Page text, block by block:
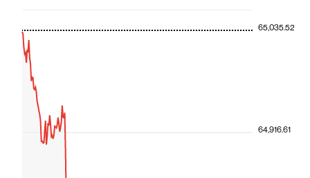
64,916.61
65,035.52